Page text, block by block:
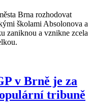
Brna rozhodovat
školami Absolonova a
zaniknou a vznikne zcela
v Brně je za
tribuně